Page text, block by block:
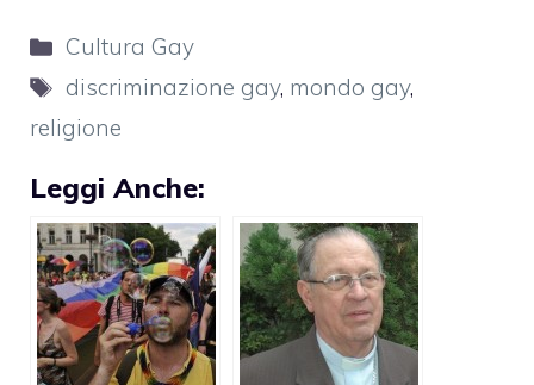
Categorie
Cultura Gay
Tag
discriminazione gay, mondo gay,
religione
Leggi Anche: